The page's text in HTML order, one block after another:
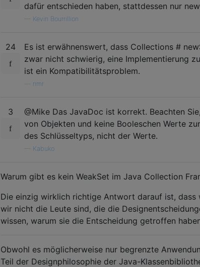
dafür entschieden haben, stattdessen nur
Kevin Bourrillion
24
Es ist erwähnenswert, dass Collections #
zwar nicht schwierig, eine Implementierung
ist ein Kompatibilitätsproblem.
nmr
3
@Mike Das JavaDoc ist korrekt. Beachten
von Objekten und keine Booleschen Werte
des Schlüsseltyps, nicht der Werte.
Kabuko
Warum gibt es kein WeakSet im Java Collection
Die einzig wirklich richtige Antwort darauf ist, dass
wir nicht die Leute sind, die die
wissen, warum sie die Entscheidung getroffen
Obwohl es möglicherweise nur begrenzte
Teil der Designphilosophie der Java-